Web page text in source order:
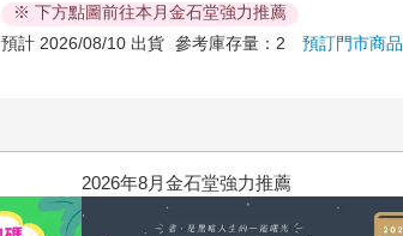
※ 下方點圖前往本月金石堂強力推薦
預計 2026/08/10 出貨 參考庫存量：2預訂門市商品
2026年8月金石堂強力推薦